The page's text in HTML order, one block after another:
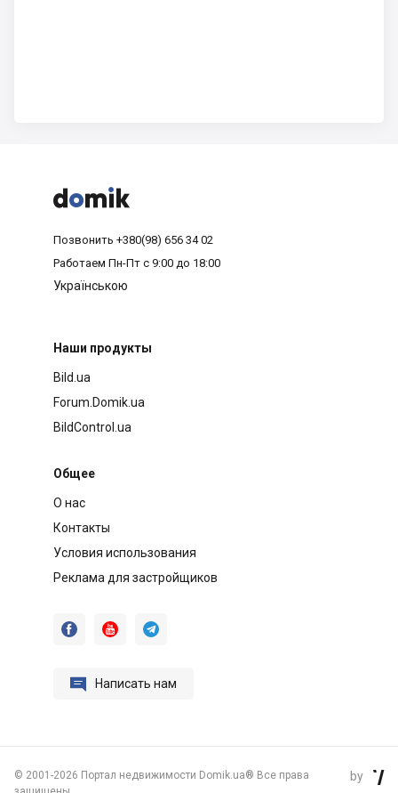



Позвонить +380(98) 656 34 02
Работаем Пн-Пт с 9:00 до 18:00
Українською
Наши продукты
Bild.ua
Forum.Domik.ua
BildControl.ua
Общее
О нас
Контакты
Условия использования
Реклама для застройщиков
  
 Написать нам
© 2001-2026 Портал недвижимости Domik.ua® Все права
by 